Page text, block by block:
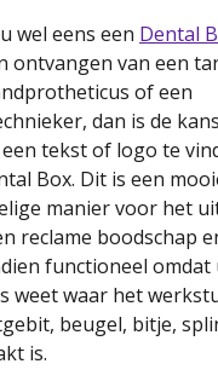
wel eens een Dental
ontvangen van een
of een
dan is de
tekst of logo te
Box. Dit is een
manier voor het
reclame boodschap
functioneel omdat
weet waar het
beugel, bitje,
is.